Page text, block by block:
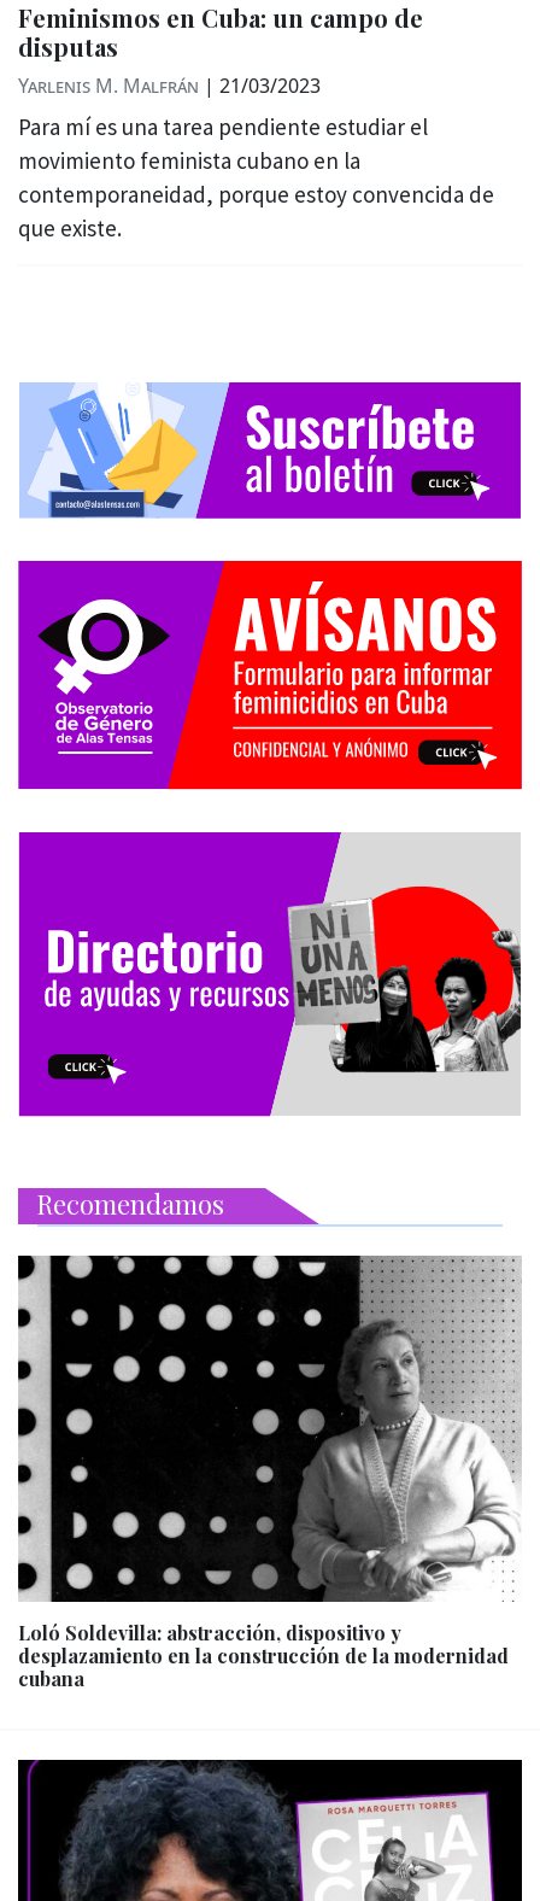
Feminismos en Cuba: un campo de
disputas
Yarlenis M. Malfrán | 21/03/2023
Para mí es una tarea pendiente estudiar el
movimiento feminista cubano en la
contemporaneidad, porque estoy convencida de
que existe.
Recomendamos
Loló Soldevilla: abstracción, dispositivo y
desplazamiento en la construcción de la modernidad
cubana